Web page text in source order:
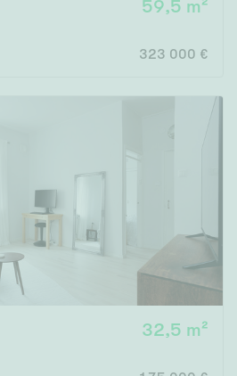
59,5 m²
323 000 €
32,5 m²